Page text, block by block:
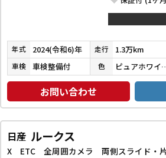
年式 2024(令和6)年 走行 1.3万km
車検 車検整備付 色 ピュア
お問い合わせ
日産 ルークス